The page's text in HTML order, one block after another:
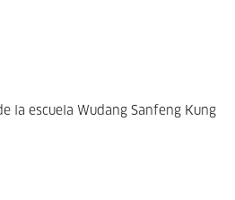
la escuela Wudang Sanfeng Kung